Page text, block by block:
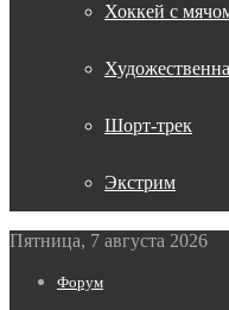
Хоккей с
Шорт-трек
Экстрим
Пятница, 7 августа 2026
Форум